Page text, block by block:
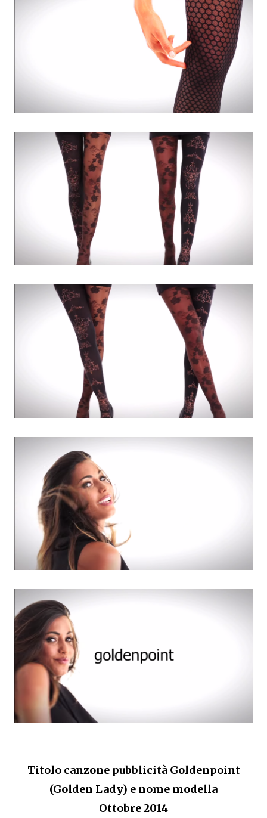
Titolo canzone pubblicità Goldenpoint
(Golden Lady) e nome modella
Ottobre 2014